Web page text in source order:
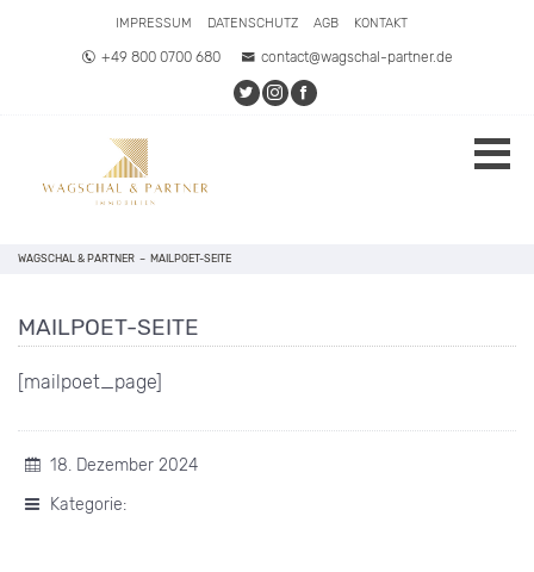
IMPRESSUM DATENSCHUTZ AGB KONTAKT
+49 800 0700 680 contact@wagschal-partner.de
WAGSCHAL & PARTNER – MAILPOET-SEITE
MAILPOET-SEITE
[mailpoet_page]
18. Dezember 2024
Kategorie: